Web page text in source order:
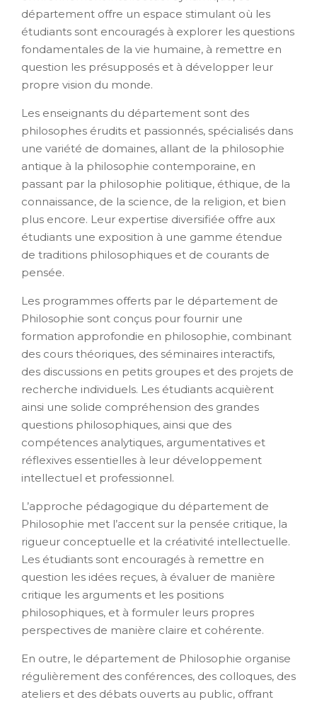
département offre un espace stimulant où les
étudiants sont encouragés à explorer les questions
fondamentales de la vie humaine, à remettre en
question les présupposés et à développer leur
propre vision du monde.
Les enseignants du département sont des
philosophes érudits et passionnés, spécialisés dans
une variété de domaines, allant de la philosophie
antique à la philosophie contemporaine, en
passant par la philosophie politique, éthique, de la
connaissance, de la science, de la religion, et bien
plus encore. Leur expertise diversifiée offre aux
étudiants une exposition à une gamme étendue
de traditions philosophiques et de courants de
pensée.
Les programmes offerts par le département de
Philosophie sont conçus pour fournir une
formation approfondie en philosophie, combinant
des cours théoriques, des séminaires interactifs,
des discussions en petits groupes et des projets de
recherche individuels. Les étudiants acquièrent
ainsi une solide compréhension des grandes
questions philosophiques, ainsi que des
compétences analytiques, argumentatives et
réflexives essentielles à leur développement
intellectuel et professionnel.
L’approche pédagogique du département de
Philosophie met l’accent sur la pensée critique, la
rigueur conceptuelle et la créativité intellectuelle.
Les étudiants sont encouragés à remettre en
question les idées reçues, à évaluer de manière
critique les arguments et les positions
philosophiques, et à formuler leurs propres
perspectives de manière claire et cohérente.
En outre, le département de Philosophie organise
régulièrement des conférences, des colloques, des
ateliers et des débats ouverts au public, offrant